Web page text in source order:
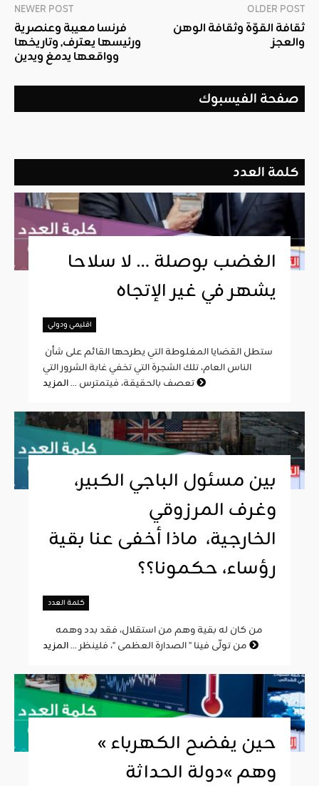
NEWER POST
فرنسا معيبة وعنصرية
ورئيسها يعترف, وتاريخها
وواقعها يدمغ ويدين
OLDER POST
ثقافة القوّة وثقافة الوهن
والعجز
صفحة الفيسبوك
كلمة العدد
الغضب بوصلة … لا سلاحا
يشهر في غير الإتجاه
اقليمي ودولي
الناس العام، تلك الشجرة التي تخفي غابة الشرور التي
تعصف بالحقيقة، فيتمترس ...
بين مسئول الباجي الكبير،
وغرف المرزوقي
الخارجية، ماذا أخفى عنا بقية
رؤساء، حكمونا؟؟
كلمة العدد
من تولّى فينا " الصدارة العظمى "، فلينظر ...
« حين يفضح الكهرباء
وهم »دولة الحداثة